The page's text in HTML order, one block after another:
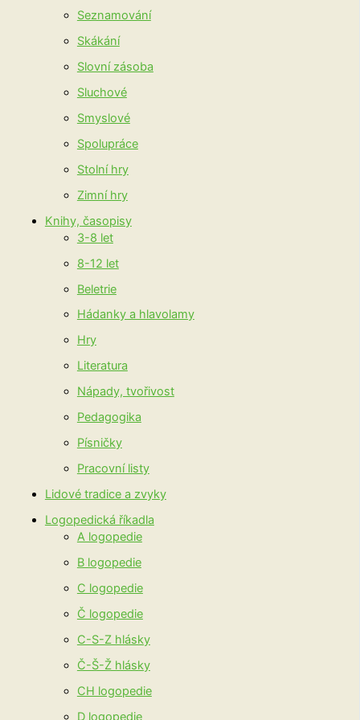
Seznamování
Skákání
Slovní zásoba
Sluchové
Smyslové
Spolupráce
Stolní hry
Zimní hry
Knihy, časopisy
3-8 let
8-12 let
Beletrie
Hádanky a hlavolamy
Hry
Literatura
Nápady, tvořivost
Pedagogika
Písničky
Pracovní listy
Lidové tradice a zvyky
Logopedická říkadla
A logopedie
B logopedie
C logopedie
Č logopedie
C-S-Z hlásky
Č-Š-Ž hlásky
CH logopedie
D logopedie